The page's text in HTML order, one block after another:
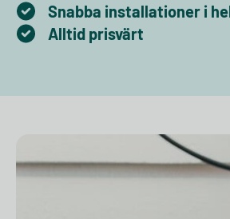
Snabba installationer i
Alltid prisvärt